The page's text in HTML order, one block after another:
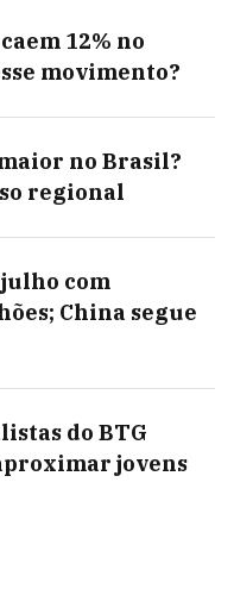
12% no
movimento?
no Brasil?
regional
com
China segue
do BTG
jovens